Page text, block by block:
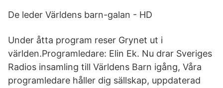
De leder Världens barn-galan - HD
Under åtta program reser Grynet ut i
världen.Programledare: Elin Ek. Nu drar Sveriges
Radios insamling till Världens Barn igång, Våra
programledare håller dig sällskap, uppdaterad